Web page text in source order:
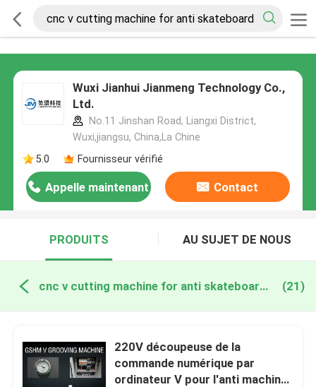
Wuxi Jianhui Jianmeng Technology Co.,
Ltd.
No.11 Jinshan Road, Liangxi District,
Wuxi,jiangsu, China,La Chine
5.0
Fournisseur vérifié
Appelle maintenant Contact
PRODUITS AU SUJET DE NOUS
cnc v cutting machine for anti skateboard fabrication en ligne (21)
220V découpeuse de la
commande numérique par
ordinateur V pour l'anti machine